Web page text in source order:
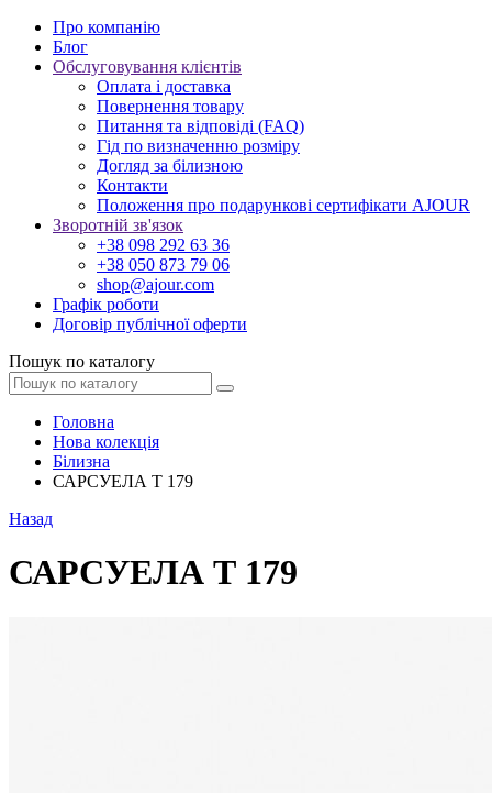
Про компанію
Блог
Обслуговування клієнтів
Оплата і доставка
Повернення товару
Питання та відповіді (FAQ)
Гід по визначенню розміру
Догляд за білизною
Контакти
Положення про подарункові сертифікати AJOUR
Зворотній зв'язок
+38 098 292 63 36
+38 050 873 79 06
shop@ajour.com
Графік роботи
Договір публічної оферти
Пошук по каталогу
Головна
Нова колекція
Білизна
САРСУЕЛА Т 179
Назад
САРСУЕЛА Т 179